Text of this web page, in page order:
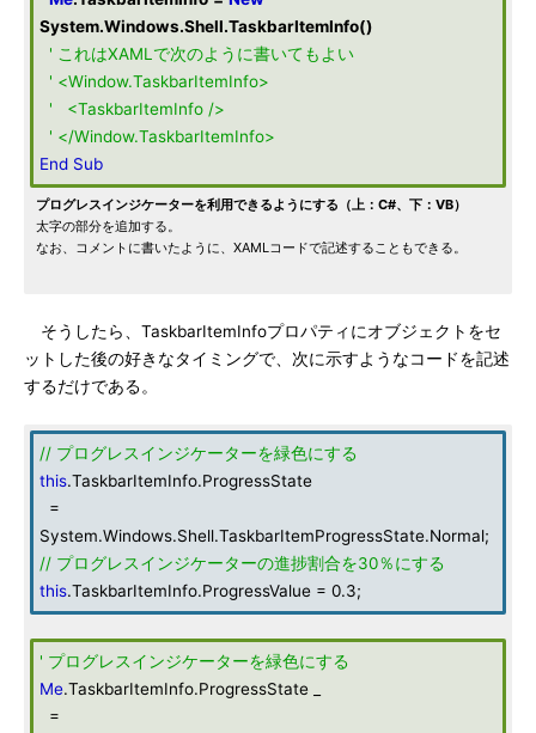
System.Windows.Shell.TaskbarItemInfo()
' これはXAMLで次のように書いてもよい
' <Window.TaskbarItemInfo>
' <TaskbarItemInfo />
' </Window.TaskbarItemInfo>
End Sub
プログレスインジケーターを利用できるようにする（上：C#、下：VB）
太字の部分を追加する。
なお、コメントに書いたように、XAMLコードで記述することもできる。
そうしたら、TaskbarItemInfoプロパティにオブジェクトをセ
ットした後の好きなタイミングで、次に示すようなコードを記述
するだけである。
// プログレスインジケーターを緑色にする
this.TaskbarItemInfo.ProgressState
=
System.Windows.Shell.TaskbarItemProgressState.Normal;
// プログレスインジケーターの進捗割合を30％にする
this.TaskbarItemInfo.ProgressValue = 0.3;
' プログレスインジケーターを緑色にする
Me.TaskbarItemInfo.ProgressState _
=